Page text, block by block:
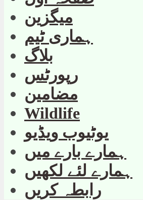
میگزین
ہماری ٹیم
بلاگ
رپورٹس
مضامین
Wildlife
یوٹیوب ویڈیو
ہمارے بارے میں
ہمارے لئے لکھیں
رابطہ کریں